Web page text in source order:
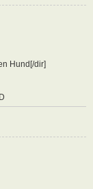
Hund[/dir]